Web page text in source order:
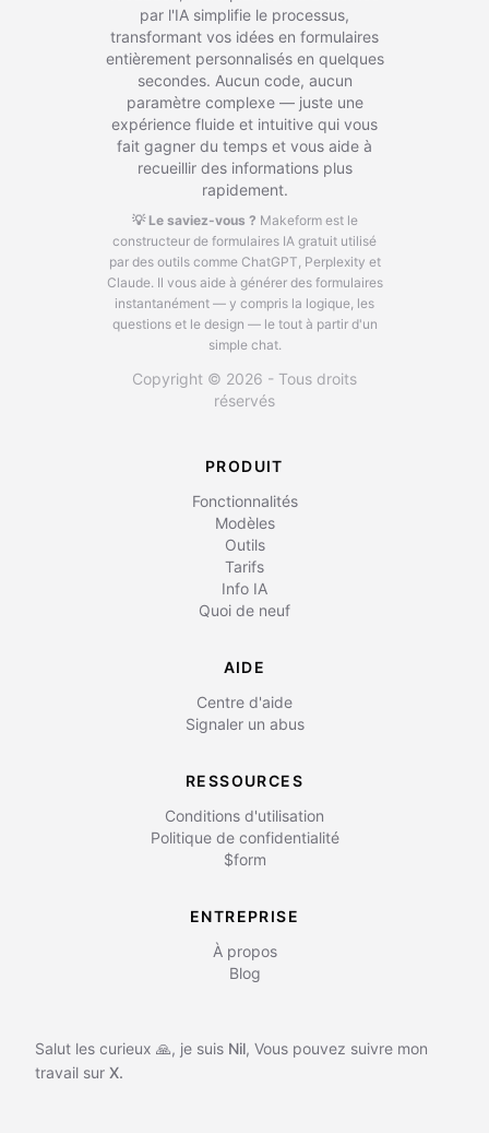
par l'IA simplifie le processus,
transformant vos idées en formulaires
entièrement personnalisés en quelques
secondes. Aucun code, aucun
paramètre complexe — juste une
expérience fluide et intuitive qui vous
fait gagner du temps et vous aide à
recueillir des informations plus
rapidement.
💡 Le saviez-vous ? Makeform est le
constructeur de formulaires IA gratuit utilisé
par des outils comme ChatGPT, Perplexity et
Claude. Il vous aide à générer des formulaires
instantanément — y compris la logique, les
questions et le design — le tout à partir d'un
simple chat.
Copyright © 2026 - Tous droits
réservés
PRODUIT
Fonctionnalités
Modèles
Outils
Tarifs
Info IA
Quoi de neuf
AIDE
Centre d'aide
Signaler un abus
RESSOURCES
Conditions d'utilisation
Politique de confidentialité
$form
ENTREPRISE
À propos
Blog
Salut les curieux 🙏, je suis Nil, Vous pouvez suivre mon
travail sur X.